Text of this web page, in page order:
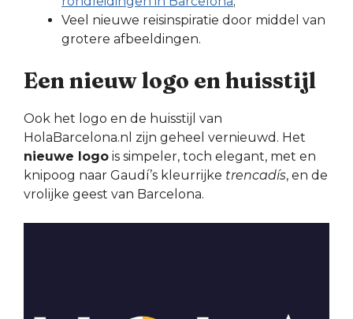
Veel nieuwe reisinspiratie door middel van
grotere afbeeldingen.
Een nieuw logo en huisstijl
Ook het logo en de huisstijl van
HolaBarcelona.nl zijn geheel vernieuwd. Het
nieuwe logo is simpeler, toch elegant, met en
knipoog naar Gaudí’s kleurrijke trencadís, en de
vrolijke geest van Barcelona.